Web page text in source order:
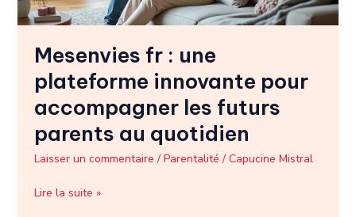
Mesenvies fr : une
plateforme innovante pour
accompagner les futurs
parents au quotidien
Laisser un commentaire / Parentalité / Capucine Mistral
futurs
au
quotidien
Lire la suite »